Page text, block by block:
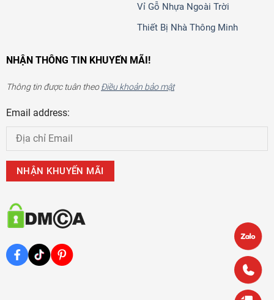
Vỉ Gỗ Nhựa Ngoài Trời
Thiết Bị Nhà Thông Minh
NHẬN THÔNG TIN KHUYẾN MÃI!
Thông tin được tuân theoĐiều khoản bảo mật
Email address: